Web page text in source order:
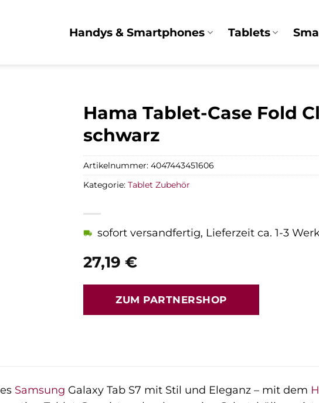
Handys & Smartphones Tablets
Hama Tablet-Case Fold
schwarz
27,19 €
sofort versandfertig, Lieferzeit ca. 1-3
ZUM PARTNERSHOP
Artikelnummer: 4047443451606
Kategorie: Tablet Zubehör
Samsung Galaxy Tab S7 mit Stil und Eleganz – mit dem